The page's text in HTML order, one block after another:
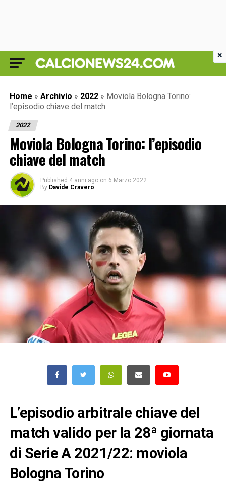
Home » Archivio » 2022 » Moviola Bologna Torino:
l’episodio chiave del match
2022
Moviola Bologna Torino: l’episodio
chiave del match
Published 4 anni ago on 6 Marzo 2022
By Davide Cravero
L’episodio arbitrale chiave del
match valido per la 28ª giornata
di Serie A 2021/22: moviola
Bologna Torino
×